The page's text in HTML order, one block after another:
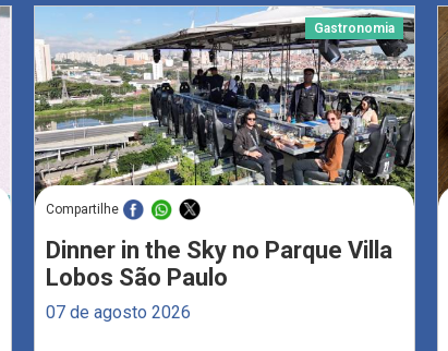
Gastronomia
Compartilhe
Dinner in the Sky no Parque Villa
Lobos São Paulo
07 de agosto 2026